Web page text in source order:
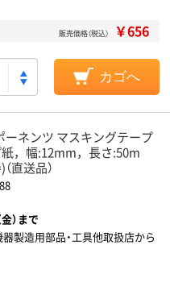
販売価格（税込） ￥656
カゴへ
ーネンツ マスキングテープ
紙，幅:12mm，長さ:50m
直送品）
）まで
器製造用部品・工具他取扱店から